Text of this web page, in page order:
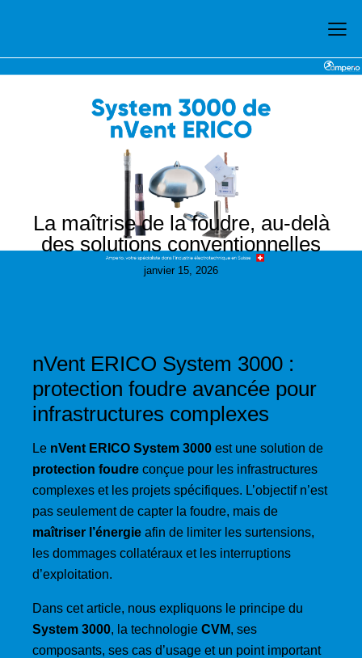
UNCATEGORIZED
La maîtrise de la foudre, au-delà
des solutions conventionnelles
janvier 15, 2026
nVent ERICO System 3000 :
protection foudre avancée pour
infrastructures complexes
Le nVent ERICO System 3000 est une solution de
protection foudre conçue pour les infrastructures
complexes et les projets spécifiques. L’objectif n’est
pas seulement de capter la foudre, mais de
maîtriser l’énergie afin de limiter les surtensions,
les dommages collatéraux et les interruptions
d’exploitation.
Dans cet article, nous expliquons le principe du
System 3000, la technologie CVM, ses
composants, ses cas d’usage et un point important